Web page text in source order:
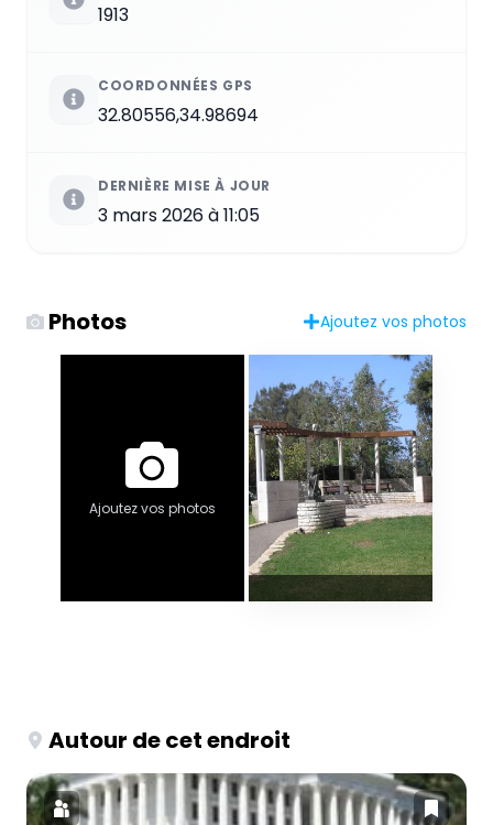
1913
COORDONNÉES GPS
32.80556,34.98694
DERNIÈRE MISE À JOUR
3 mars 2026 à 11:05
Photos Ajoutez vos photos
Ajoutez vos photos
Autour de cet endroit